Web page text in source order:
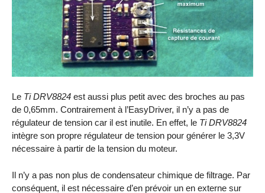
Le Ti DRV8824 est aussi plus petit avec des broches au pas
de 0,65mm. Contrairement à l’EasyDriver, il n’y a pas de
régulateur de tension car il est inutile. En effet, le Ti DRV8824
intègre son propre régulateur de tension pour générer le 3,3V
nécessaire à partir de la tension du moteur.
Il n’y a pas non plus de condensateur chimique de filtrage. Par
conséquent, il est nécessaire d’en prévoir un en externe sur